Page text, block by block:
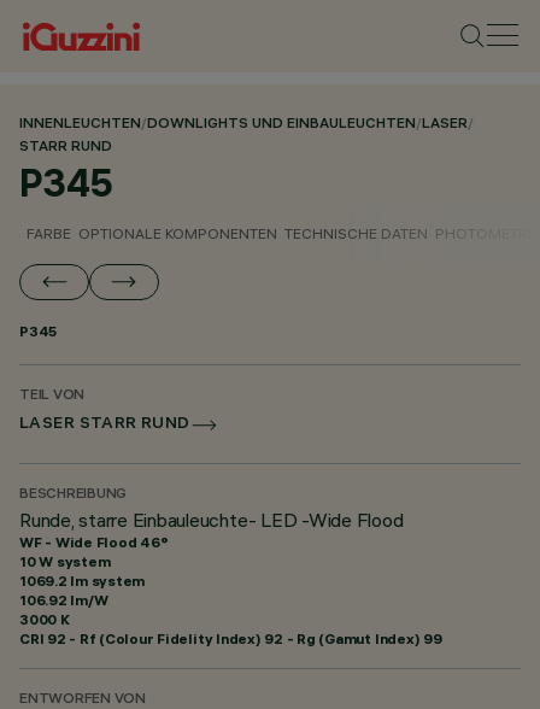
INNENLEUCHTEN/DOWNLIGHTS UND EINBAULEUCHTEN/LASER/
STARR RUND
P345
FARBE OPTIONALE KOMPONENTEN TECHNISCHE DATEN
P345
TEIL VON
LASER STARR RUND
BESCHREIBUNG
Runde, starre Einbauleuchte- LED -Wide Flood
WF - Wide Flood 46°
10 W system
1069.2 lm system
106.92 lm/W
3000 K
CRI 92 - Rf (Colour Fidelity Index) 92 - Rg (Gamut Index) 99
ENTWORFEN VON